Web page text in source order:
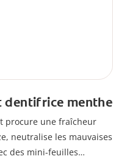
dentifrice menthe
procure une fraîcheur
neutralise les mauvaises
des mini-feuilles